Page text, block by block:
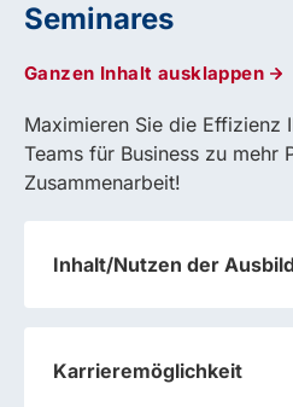
Seminares
Ganzen Inhalt ausklappen
Maximieren Sie die Effizienz
Teams für Business zu mehr
Zusammenarbeit!
Inhalt/Nutzen der
Karrieremöglichkeit